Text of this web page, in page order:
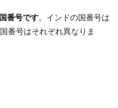
番号です。インドの国番号は
番号はそれぞれ異なりま